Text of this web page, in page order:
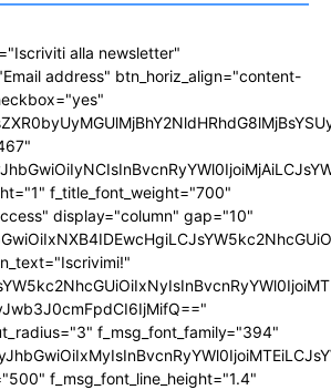
alla newsletter"
address" btn_horiz_align="content-
f_title_font_weight="700"
display="column" gap="10"
f_msg_font_family="394"
f_msg_font_line_height="1.4"